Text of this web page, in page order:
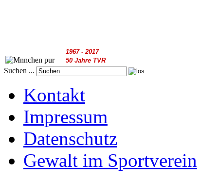
1967 - 2017
50 Jahre TVR
Suchen ...
Kontakt
Impressum
Datenschutz
Gewalt im Sportverein